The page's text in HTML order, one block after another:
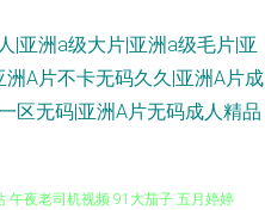
|亚洲a级大片|亚洲a级毛片|亚
A片不卡无码久久|亚洲A片成
区无码|亚洲A片无码成人精品